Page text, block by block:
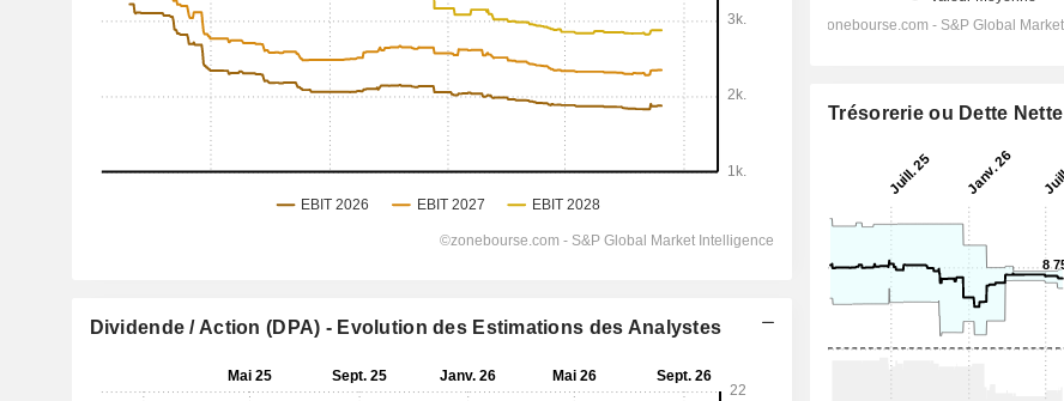
Dividende / Action (DPA) - Evolution des Estimations des Analystes
Trésorerie ou Dette Nette